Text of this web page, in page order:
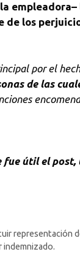
los
por el
de las
útil el
representación
indemnizado.